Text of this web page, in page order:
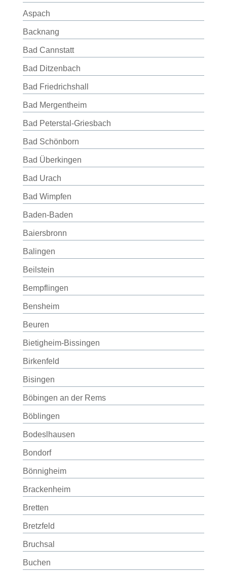
Aspach
Backnang
Bad Cannstatt
Bad Ditzenbach
Bad Friedrichshall
Bad Mergentheim
Bad Peterstal-Griesbach
Bad Schönborn
Bad Überkingen
Bad Urach
Bad Wimpfen
Baden-Baden
Baiersbronn
Balingen
Beilstein
Bempflingen
Bensheim
Beuren
Bietigheim-Bissingen
Birkenfeld
Bisingen
Böbingen an der Rems
Böblingen
Bodeslhausen
Bondorf
Bönnigheim
Brackenheim
Bretten
Bretzfeld
Bruchsal
Buchen